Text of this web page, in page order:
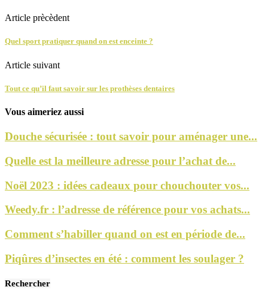
Article prècèdent
Quel sport pratiquer quand on est enceinte ?
Article suivant
Tout ce qu’il faut savoir sur les prothèses dentaires
Vous aimeriez aussi
Douche sécurisée : tout savoir pour aménager une...
Quelle est la meilleure adresse pour l’achat de...
Noël 2023 : idées cadeaux pour chouchouter vos...
Weedy.fr : l’adresse de référence pour vos achats...
Comment s’habiller quand on est en période de...
Piqûres d’insectes en été : comment les soulager ?
Rechercher